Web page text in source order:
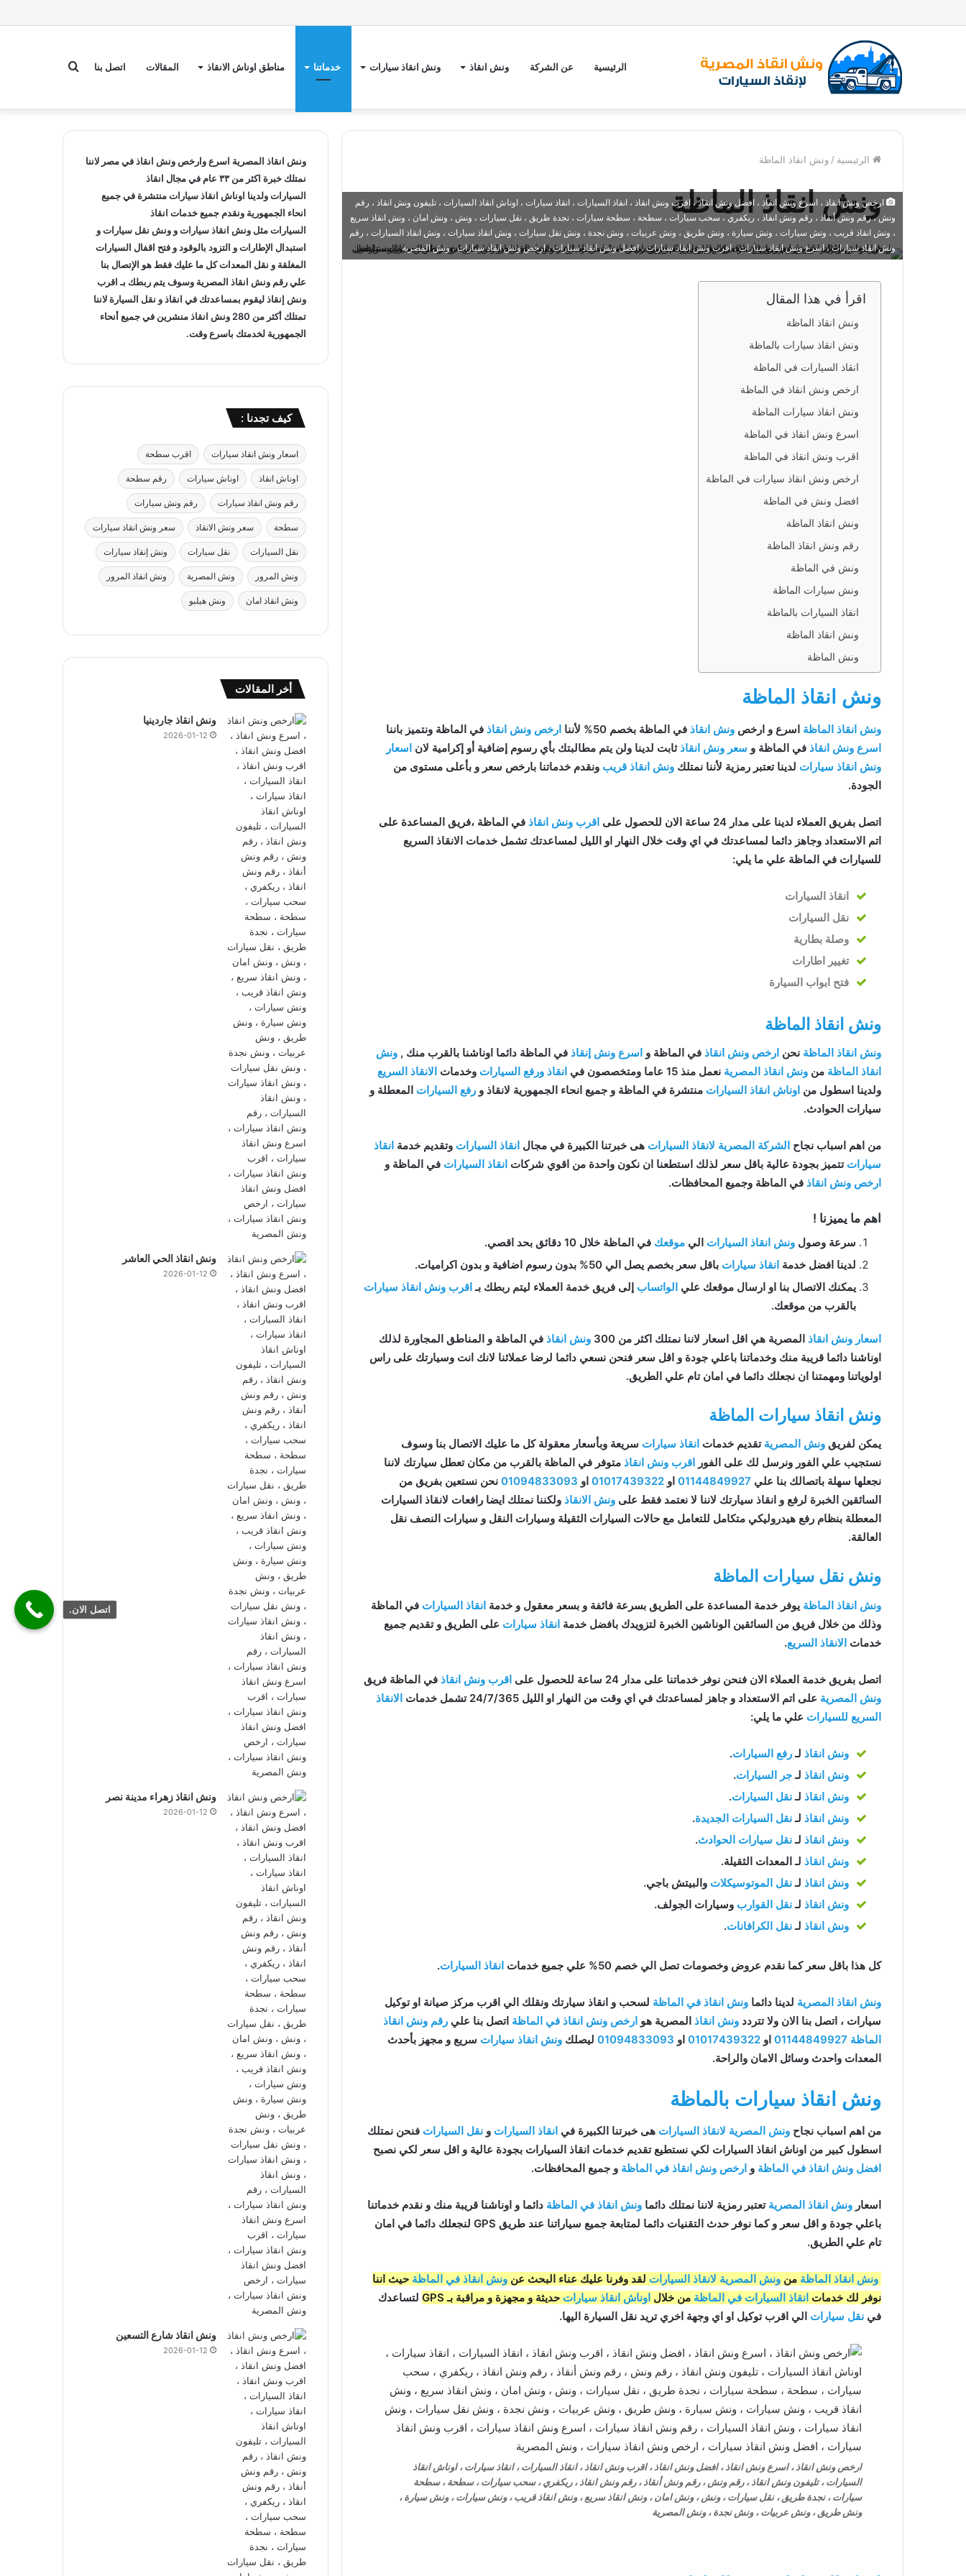
الرئيسية عن الشركة ونش انقاذ ونش انقاذ سيارات خدماتنا مناطق اوناش الانقاذ المقالات اتصل بنا
الرئيسية / ونش انقاذ الماظة
ونش انقاذ الماظة
ارخص ونش انقاذ ، اسرع ونش انقاذ ، افضل ونش انقاذ ، اقرب ونش انقاذ ، انقاذ السيارات ، انقاذ سيارات ، اوناش انقاذ السيارات ، تليفون ونش انقاذ ، رقم
ونش ، رقم ونش أنقاذ ، رقم ونش انقاذ ، ريكفري ، سحب سيارات ، سطحة ، سطحة سيارات ، نجدة طريق ، نقل سيارات ، ونش ، ونش امان ، ونش انقاذ سريع
، ونش انقاذ قريب ، ونش سيارات ، ونش سيارة ، ونش طريق ، ونش عربيات ، ونش نجدة ، ونش نقل سيارات ، ونش انقاذ سيارات ، ونش انقاذ السيارات ، رقم
ونش انقاذ سيارات ، اسرع ونش انقاذ سيارات ، اقرب ونش انقاذ سيارات ، افضل ونش انقاذ سيارات ، ارخص ونش انقاذ سيارات ، ونش المصرية
اقرأ في هذا المقال
ونش انقاذ الماظة
ونش انقاذ سيارات بالماظة
انقاذ السيارات في الماظة
ارخص ونش انقاذ في الماظة
ونش انقاذ سيارات الماظة
اسرع ونش انقاذ في الماظة
اقرب ونش انقاذ في الماظة
ارخص ونش انقاذ سيارات في الماظة
افضل ونش في الماظة
ونش انقاذ الماظة
رقم ونش انقاذ الماظة
ونش في الماظة
ونش سيارات الماظة
انقاذ السيارات بالماظة
ونش انقاذ الماظة
ونش الماظة
ونش انقاذ الماظة
ونش انقاذ الماظة اسرع و ارخص ونش انقاذ في الماظة بخصم 50% لأننا ارخص ونش انقاذ في الماظة ونتميز باننا
اسرع ونش انقاذ في الماظة و سعر ونش انقاذ ثابت لدينا ولن يتم مطالبتك بأي رسوم إضافية أو إكرامية لان اسعار
ونش انقاذ سيارات لدينا تعتبر رمزية لأننا نمتلك ونش انقاذ قريب ونقدم خدماتنا بارخص سعر و بأعلى مستوى من
الجودة.
اتصل بفريق العملاء لدينا على مدار 24 ساعة الان للحصول على اقرب ونش انقاذ في الماظة ،فريق المساعدة على
اتم الاستعداد وجاهز دائما لمساعدتك في اي وقت خلال النهار او الليل لمساعدتك تشمل خدمات الانقاذ السريع
للسيارات في الماظة علي ما يلي:
انقاذ السيارات
نقل السيارات
وصلة بطارية
تغيير اطارات
فتح ابواب السيارة
ونش انقاذ الماظة
ونش انقاذ الماظة نحن ارخص ونش انقاذ في الماظة و اسرع ونش إنقاذ في الماظة دائما اوناشنا بالقرب منك , ونش
انقاذ الماظة من ونش انقاذ المصرية نعمل منذ 15 عاما ومتخصصون في انقاذ ورفع السيارات وخدمات الانقاذ السريع
ولدينا اسطول من اوناش انقاذ السيارات منتشرة في الماظة و جميع انحاء الجمهورية لانقاذ و رفع السيارات المعطلة و
سيارات الحوادث.
من اهم اسباب نجاح الشركة المصرية لانقاذ السيارات هى خبرتنا الكبيرة في مجال انقاذ السيارات وتقديم خدمة انقاذ
سيارات تتميز بجودة عالية باقل سعر لذلك استطعنا ان نكون واحدة من اقوي شركات انقاذ السيارات في الماظة و
ارخص ونش انقاذ في الماظة وجميع المحافظات.
اهم ما يميزنا !
سرعة وصول ونش انقاذ السيارات الي موقعك في الماظة خلال 10 دقائق بحد اقصي.
لدينا افضل خدمة انقاذ سيارات باقل سعر بخصم يصل الي 50% بدون رسوم اضافية و بدون اكراميات.
يمكنك الاتصال بنا او ارسال موقعك علي الواتساب إلى فريق خدمة العملاء ليتم ربطك بـاقرب ونش انقاذ سيارات
بالقرب من موقعك.
اسعار ونش انقاذ المصرية هي اقل اسعار لاننا نمتلك اكثر من 300 ونش انقاذ في الماظة و المناطق المجاورة لذلك
اوناشنا دائما قريبة منك وخدماتنا باعلي جودة و اقل سعر فنحن نسعي دائما لرضا عملائنا لانك انت وسيارتك على راس
اولوياتنا ومهمتنا ان نجعلك دائما في امان تام علي الطريق.
ونش انقاذ سيارات الماظة
يمكن لفريق ونش المصرية تقديم خدمات انقاذ سيارات سريعة وبأسعار معقولة كل ما عليك الاتصال بنا وسوف
نستجيب علي الفور ونرسل لك على الفور اقرب ونش انقاذ متوفر في الماظة بالقرب من مكان تعطل سيارتك لاننا
نجعلها سهلة باتصالك بنا علي 01144849927 او 01017439322 او 01094833093 نحن نستعين بفريق من
السائقين الخبرة لرفع و انقاذ سيارتك لاننا لا نعتمد فقط على ونش الانقاذ ولكننا نمتلك ايضا رافعات لانقاذ السيارات
المعطلة بنظام رفع هيدروليكي متكامل للتعامل مع حالات السيارات الثقيلة وسيارات النقل و سيارات النصف نقل
العالقة.
ونش نقل سيارات الماظة
ونش انقاذ الماظة يوفر خدمة المساعدة على الطريق بسرعة فائفة و بسعر معقول و خدمة انقاذ السيارات في الماظة
وذلك من خلال فريق من السائقين الوناشين الخبرة لتزويدك بافضل خدمة انقاذ سيارات على الطريق و تقديم جميع
خدمات الانقاذ السريع.
اتصل بفريق خدمة العملاء الان فنحن نوفر خدماتنا على مدار 24 ساعة للحصول على اقرب ونش انقاذ في الماظة فريق
ونش المصرية على اتم الاستعداد و جاهز لمساعدتك في اي وقت من النهار او الليل 24/7/365 تشمل خدمات
الانقاذ
السريع للسيارات علي ما يلي:
ونش انقاذ لـرفع السيارات.
ونش انقاذ لـجر السيارات.
ونش انقاذ لـنقل السيارات.
ونش انقاذ لـنقل السيارات الجديدة.
ونش انقاذ لـنقل سيارات الحوادث.
ونش انقاذ لـ المعدات الثقيلة.
ونش انقاذ لـنقل الموتوسيكلات والبيتش باجي.
ونش انقاذ لـنقل القوارب وسيارات الجولف.
ونش انقاذ لـنقل الكرافانات.
كل هذا باقل سعر كما نقدم عروض وخصومات تصل الي خصم 50% علي جميع خدمات انقاذ السيارات.
ونش انقاذ المصرية لدينا دائما ونش انقاذ في الماظة لسحب و انقاذ سيارتك ونقلك الي اقرب مركز صيانة او توكيل
سيارات ، اتصل بنا الان ولا تتردد ونش انقاذ المصرية هو ارخص ونش انقاذ في الماظة اتصل بنا علي رقم ونش انقاذ
الماظة 01144849927 او 01017439322 او 01094833093 ليصلك ونش انقاذ سيارات سريع و مجهز بأحدث
المعدات واحدث وسائل الامان والراحة.
ونش انقاذ سيارات بالماظة
من اهم اسباب نجاح ونش المصرية لانقاذ السيارات هى خبرتنا الكبيرة في انقاذ السيارات و نقل السيارات فنحن نمتلك
اسطول كبير من اوناش انقاذ السيارات لكي نستطيع تقديم خدمات انقاذ السيارات بجودة عالية و اقل سعر لكي نصبح
افضل ونش انقاذ في الماظة و ارخص ونش انقاذ في الماظة و جميع المحافظات.
اسعار ونش انقاذ المصرية تعتبر رمزية لاننا نمتلك دائما ونش انقاذ في الماظة دائما و اوناشنا قريبة منك و نقدم خدماتنا
باعلي جودة و اقل سعر و كما نوفر حدث التقنيات دائما لمتابعة جميع سياراتنا عند طريق GPS لنجعلك دائما في امان
تام علي الطريق.
ونش انقاذ الماظة من ونش المصرية لانقاذ السيارات لقد وفرنا عليك عناء البحث عن ونش انقاذ في الماظة حيث اننا
نوفر لك خدمات انقاذ السيارات في الماظة من خلال اوناش انقاذ سيارات حديثة و مجهزة و مراقبة بـ GPS
لتساعدك
في نقل سيارات الي اقرب توكيل او اي وجهة اخري تريد نقل السيارة اليها.
ارخص ونش انقاذ ، اسرع ونش انقاذ ، افضل ونش انقاذ ، اقرب ونش انقاذ ، انقاذ السيارات ، انقاذ سيارات ، اوناش انقاذ
السيارات ، تليفون ونش انقاذ ، رقم ونش ، رقم ونش أنقاذ ، رقم ونش انقاذ ، ريكفري ، سحب سيارات ، سطحة ، سطحة
سيارات ، نجدة طريق ، نقل سيارات ، ونش ، ونش امان ، ونش انقاذ سريع ، ونش انقاذ قريب ، ونش سيارات ، ونش سيارة ،
ونش طريق ، ونش عربيات ، ونش نجدة ، ونش المصرية
ونش انقاذ المصرية اسرع وارخصونش انقاذفي مصر لاننا
نمتلك خبرة اكثر من ٣٣ عام في مجال
انقاذ
السياراتولدينا اوناش انقاذ سياراتمنتشرة في جميع
انحاء الجمهورية ونقدم جميع خدمات انقاذ
السياراتمثلونش انقاذ سياراتوونش نقل سياراتو
استبدال الإطارات و التزود بالوقود و فتح اقفال السيارات
المغلقة و نقل المعدات كل ما عليك فقط هو الإتصال بنا
عليرقم ونش انقاذ المصرية وسوف يتم ربطك بـ اقرب
ونش إنقاذليقوم بمساعدتك في انقاذ و نقل السيارة لاننا
تمتلك أكثر من 280
ونش انقاذمنشرين في جميع أنحاء
الجمهورية لخدمتك باسرع وقت.
كيف تجدنا :
اسعار ونش انقاذ سيارات اقرب سطحة
اوناش انقاذ اوناش سيارات رقم سطحة
رقم ونش انقاذ سيارات رقم ونش سيارات
سطحة سعر ونش الانقاذ سعر ونش انقاذ سيارات
نقل السيارات نقل سيارات ونش إنقاذ سيارات
ونش المرور ونش المصرية ونش انقاذ المرور
ونش انقاذ امان ونش هيلبو
أخر المقالات
ونش انقاذ جاردينيا
2026-01-12
ونش انقاذ الحي العاشر
2026-01-12
ونش انقاذ زهراء مدينة نصر
2026-01-12
ونش انقاذ شارع التسعين
2026-01-12
اتصل الان.